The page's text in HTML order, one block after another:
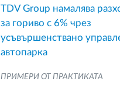
TDV Group намалява
за гориво с 6% чрез
усъвършенствано
автопарка
ПРИМЕРИ ОТ ПРАКТИКАТА